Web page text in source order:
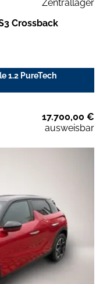
Zentrallager
Crossback
1.2 PureTech
17.700,00 €
ausweisbar